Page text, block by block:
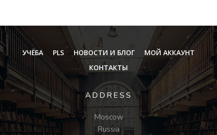
УЧЁБА PLS НОВОСТИ И БЛОГ
МОЙ АККАУНТ
КОНТАКТЫ
ADDRESS
Moscow
Russia